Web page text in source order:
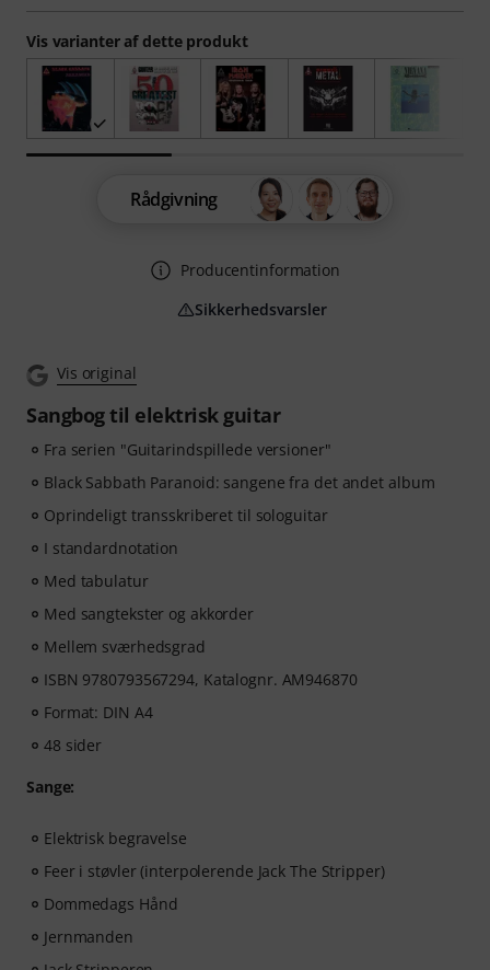
Vis original
Sangbog til elektrisk guitar
Fra serien "Guitarindspillede versioner"
Black Sabbath Paranoid: sangene fra det andet album
Oprindeligt transskriberet til sologuitar
I standardnotation
Med tabulatur
Med sangtekster og akkorder
Mellem sværhedsgrad
ISBN 9780793567294, Katalognr. AM946870
Format: DIN A4
48 sider
Sange:
Elektrisk begravelse
Feer i støvler (interpolerende Jack The Stripper)
Dommedags Hånd
Jernmanden
Vis varianter af dette produkt
Rådgivning
Producentinformation
Sikkerhedsvarsler